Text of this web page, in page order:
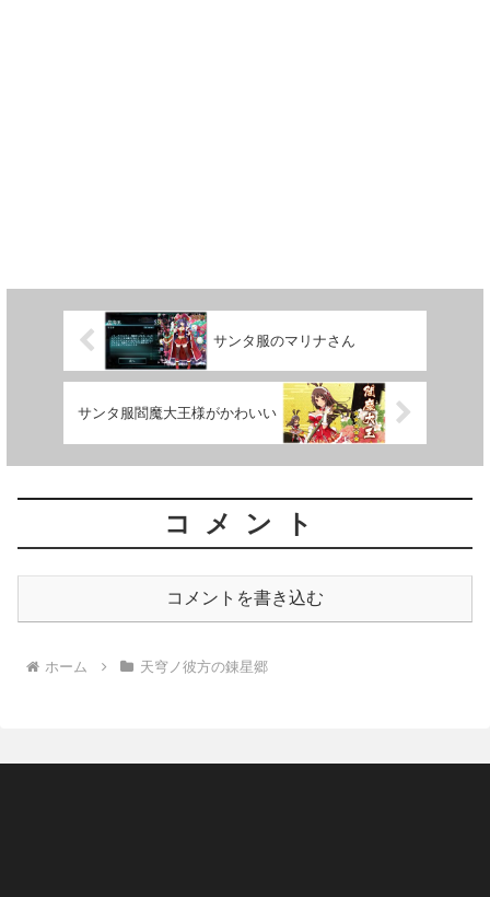
サンタ服のマリナさん
サンタ服閻魔大王様がかわいい
コメント
コメントを書き込む
ホーム 天穹ノ彼方の錬星郷